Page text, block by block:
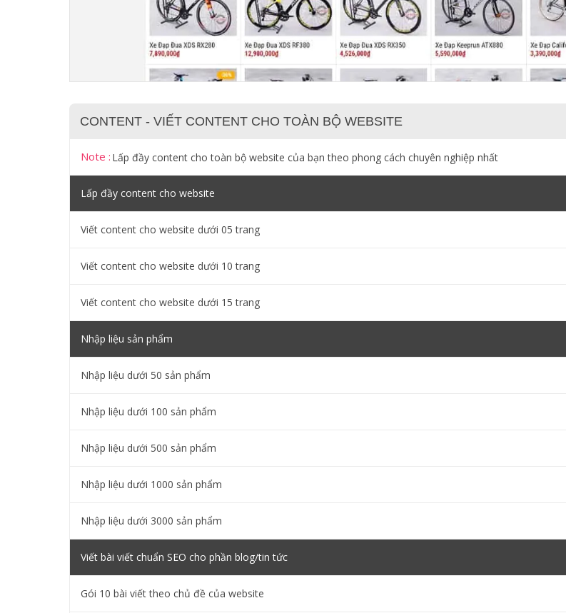
CONTENT - VIẾT CONTENT CHO TOÀN BỘ WEBSITE
Note : Lấp đầy content cho toàn bộ website của bạn theo phong cách chuyên nghiệp nhất
Lấp đầy content cho website
Viết content cho website dưới 05 trang
Viết content cho website dưới 10 trang
Viết content cho website dưới 15 trang
Nhập liệu sản phẩm
Nhập liệu dưới 50 sản phẩm
Nhập liệu dưới 100 sản phẩm
Nhập liệu dưới 500 sản phẩm
Nhập liệu dưới 1000 sản phẩm
Nhập liệu dưới 3000 sản phẩm
Viết bài viết chuẩn SEO cho phần blog/tin tức
Gói 10 bài viết theo chủ đề của website